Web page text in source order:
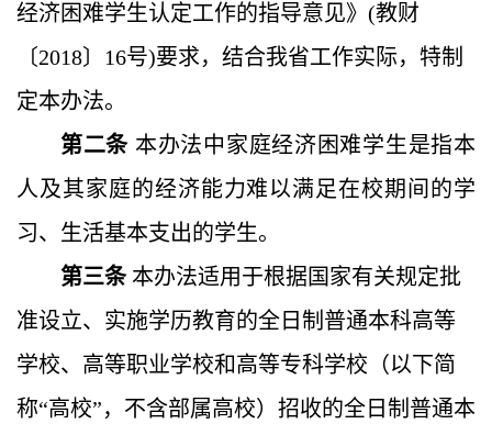
经济困难学生认定工作的指导意见》 (教财
〔2018〕16号)要求，结合我省工作实际，特制
定本办法。
第二条 本办法中家庭经济困难学生是指本
人及其家庭的经济能力难以满足在校期间的学
习、生活基本支出的学生。
第三条 本办法适用于根据国家有关规定批
准设立、实施学历教育的全日制普通本科高等
学校、高等职业学校和高等专科学校（以下简
称“高校”，不含部属高校）招收的全日制普通本